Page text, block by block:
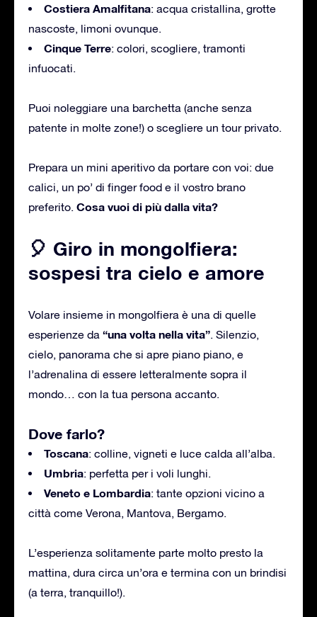
Costiera Amalfitana: acqua cristallina, grotte
nascoste, limoni ovunque.
Cinque Terre: colori, scogliere, tramonti
infuocati.
Puoi noleggiare una barchetta (anche senza
patente in molte zone!) o scegliere un tour privato.
Prepara un mini aperitivo da portare con voi: due
calici, un po’ di finger food e il vostro brano
preferito. Cosa vuoi di più dalla vita?
🎈 Giro in mongolfiera:
sospesi tra cielo e amore
Volare insieme in mongolfiera è una di quelle
esperienze da “una volta nella vita”. Silenzio,
cielo, panorama che si apre piano piano, e
l’adrenalina di essere letteralmente sopra il
mondo… con la tua persona accanto.
Dove farlo?
Toscana: colline, vigneti e luce calda all’alba.
Umbria: perfetta per i voli lunghi.
Veneto e Lombardia: tante opzioni vicino a
città come Verona, Mantova, Bergamo.
L’esperienza solitamente parte molto presto la
mattina, dura circa un’ora e termina con un brindisi
(a terra, tranquillo!).